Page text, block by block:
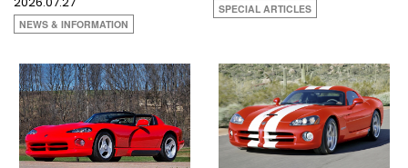
NEWS & INFORMATION
SPECIAL ARTICLES